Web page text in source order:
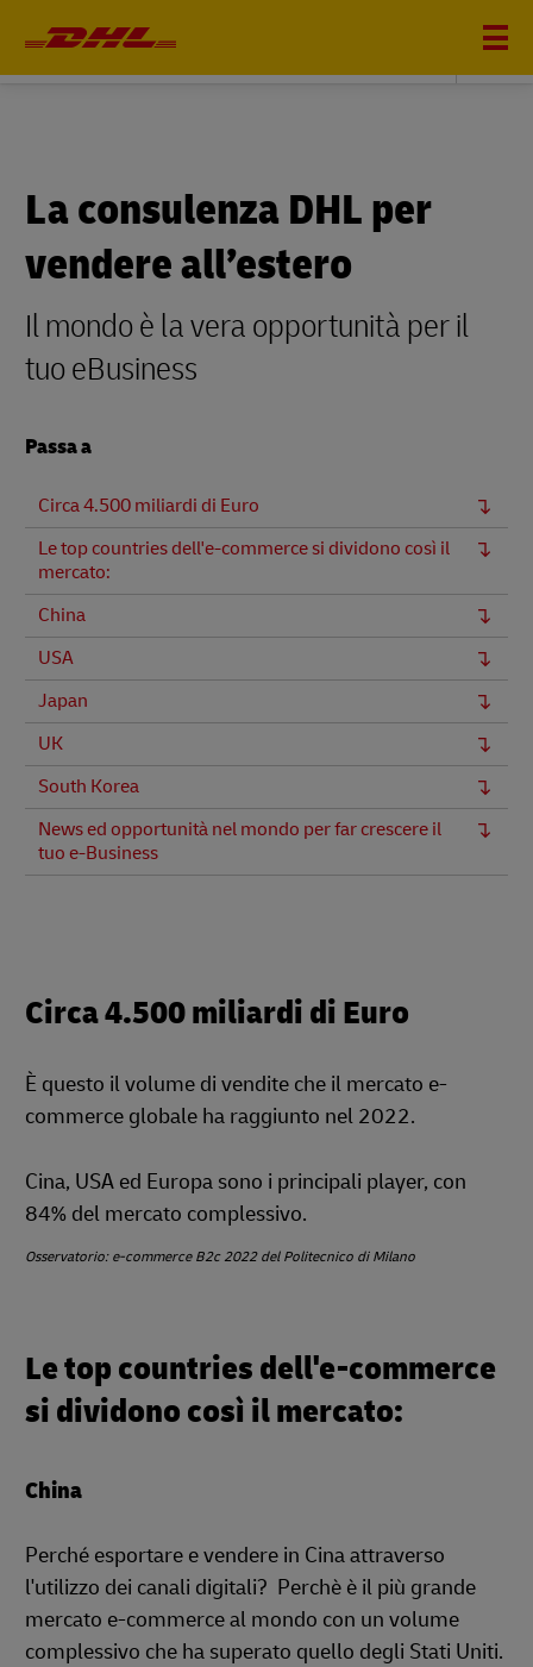
DHL EXPRESS
La consulenza DHL per
vendere all’estero
Il mondo è la vera opportunità per il
tuo eBusiness
Passa a
Circa 4.500 miliardi di Euro
Le top countries dell'e-commerce si dividono così il
mercato:
China
USA
Japan
UK
South Korea
News ed opportunità nel mondo per far crescere il
tuo e-Business
Circa 4.500 miliardi di Euro
È questo il volume di vendite che il mercato e-
commerce globale ha raggiunto nel 2022.
Cina, USA ed Europa sono i principali player, con
84% del mercato complessivo.
Osservatorio: e-commerce B2c 2022 del Politecnico di Milano
Le top countries dell'e-commerce
si dividono così il mercato:
China
Perché esportare e vendere in Cina attraverso
l'utilizzo dei canali digitali? Perchè è il più grande
mercato e-commerce al mondo con un volume
complessivo che ha superato quello degli Stati Uniti.